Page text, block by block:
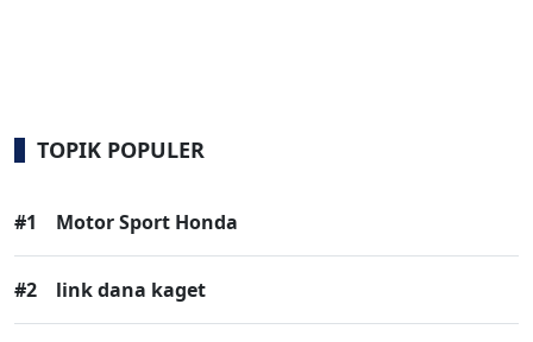
TOPIK POPULER
#1 Motor Sport Honda
#2 link dana kaget